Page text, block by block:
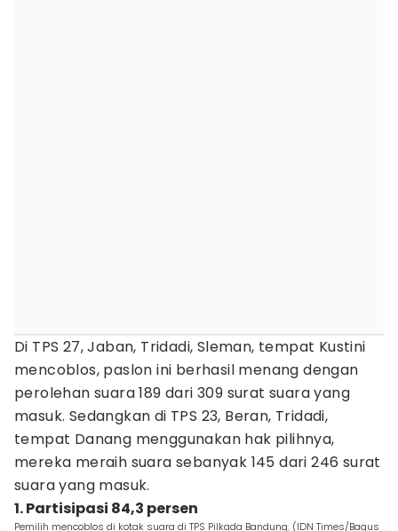
Di TPS 27, Jaban, Tridadi, Sleman, tempat Kustini
mencoblos, paslon ini berhasil menang dengan
perolehan suara 189 dari 309 surat suara yang
masuk. Sedangkan di TPS 23, Beran, Tridadi,
tempat Danang menggunakan hak pilihnya,
mereka meraih suara sebanyak 145 dari 246 surat
suara yang masuk.
1. Partisipasi 84,3 persen
Pemilih mencoblos di kotak suara di TPS Pilkada Bandung. (IDN Times/Bagus